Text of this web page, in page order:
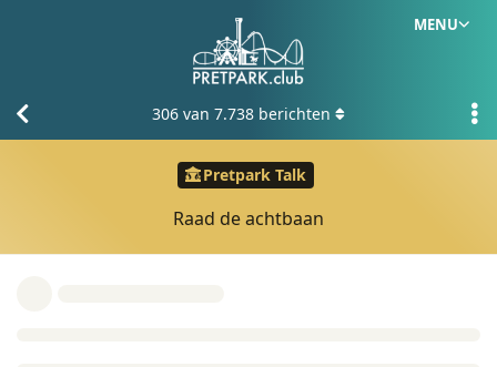
MENU
Pretpark Talk
Raad de achtbaan
306 van 7.738 berichten